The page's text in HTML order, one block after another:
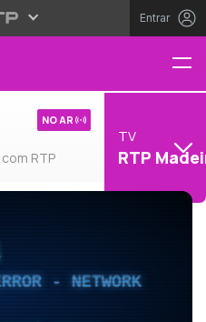
Entrar
RTP
NO AR
TV
RTP
- NETWORK